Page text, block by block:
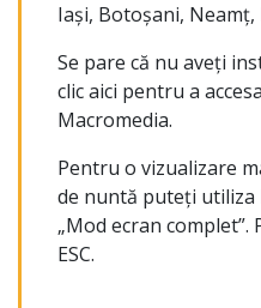
Iași, Botoșani,
Se pare că nu aveți
clic aici pentru a
Macromedia.
Pentru o vizualizare
de nuntă puteți
„Mod ecran
ESC.